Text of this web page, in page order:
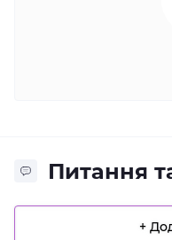
Питання
+